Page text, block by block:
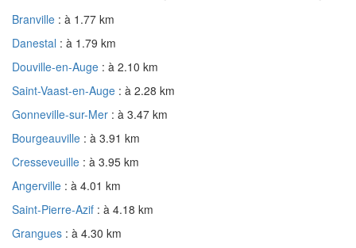
Branville : à 1.77 km
Danestal : à 1.79 km
Douville-en-Auge : à 2.10 km
Saint-Vaast-en-Auge : à 2.28 km
Gonneville-sur-Mer : à 3.47 km
Bourgeauville : à 3.91 km
Cresseveuille : à 3.95 km
Angerville : à 4.01 km
Saint-Pierre-Azif : à 4.18 km
Grangues : à 4.30 km